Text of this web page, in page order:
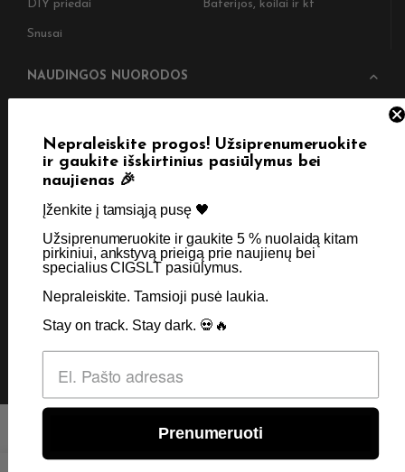
DIY priedai Baterijos, koilai ir kt
Snusai
NAUDINGOS NUORODOS
Grąžinimas Privatumo politika
Straipsniai Apie Mus
Kontaktai Didmenos užklausos
SKIRTA TIK SUAUGUSIEMS NIKOTINO VARTOTOJAMS.
NETURĖTUMĖTE NAUDOTI ŠIŲ PRODUKTŲ, JEI NEVARTOJATE
© 2026 Visos teisės saugomos - CigsLT.app
Nepraleiskite progos! Užsiprenumeruokite
ir gaukite išskirtinius pasiūlymus bei
naujienas 🎉
Įženkite į tamsiąją pusę 🖤 ​
Užsiprenumeruokite ir gaukite 5 % nuolaidą kitam
pirkiniui, ankstyvą prieigą prie naujienų bei
specialius CIGSLT pasiūlymus. ​
Nepraleiskite. Tamsioji pusė laukia.
Stay on track. Stay dark. 💀🔥
Prenumeruoti